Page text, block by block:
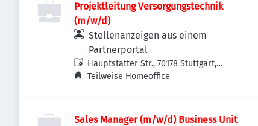
Projektleitung Versorgungstechnik
(m/w/d)
Stellenanzeigen aus einem
Partnerportal
Hauptstätter Str., 70178 Stuttgart,
Deutschland
Teilweise Homeoffice
Sales Manager (m/w/d) Business Unit